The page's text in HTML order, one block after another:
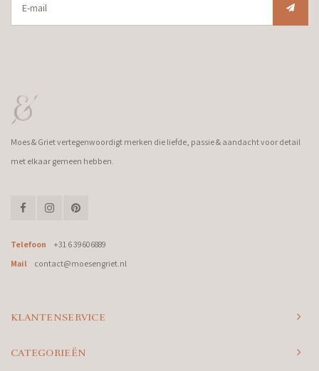
Moes & Griet vertegenwoordigt merken die liefde, passie & aandacht voor detail
met elkaar gemeen hebben.
Telefoon
+31 6 39606889
Mail
contact@moesengriet.nl
KLANTENSERVICE
CATEGORIEËN